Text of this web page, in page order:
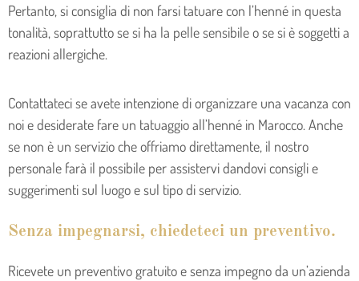
Pertanto, si consiglia di non farsi tatuare con l’henné in questa
tonalità, soprattutto se si ha la pelle sensibile o se si è soggetti a
reazioni allergiche.
Contattateci se avete intenzione di organizzare una vacanza con
noi e desiderate fare un tatuaggio all’henné in Marocco. Anche
se non è un servizio che offriamo direttamente, il nostro
personale farà il possibile per assistervi dandovi consigli e
suggerimenti sul luogo e sul tipo di servizio.
Senza impegnarsi, chiedeteci un preventivo.
Ricevete un preventivo gratuito e senza impegno da un’azienda